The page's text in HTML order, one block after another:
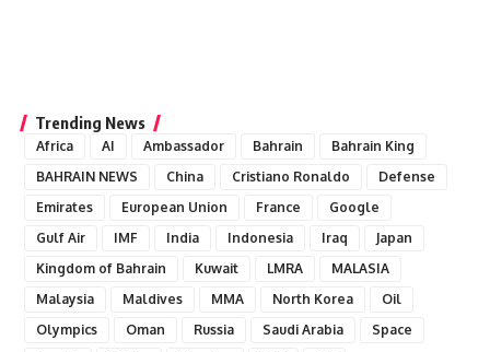
Trending News
Africa AI Ambassador Bahrain
Bahrain King
BAHRAIN NEWS
China Cristiano Ronaldo
Defense
Emirates
European Union France
Google
Gulf Air
IMF India Indonesia Iraq
Japan
Kingdom of Bahrain
Kuwait LMRA
MALASIA
Malaysia
Maldives MMA North Korea
Oil
Olympics
Oman Russia Saudi Arabia
Space